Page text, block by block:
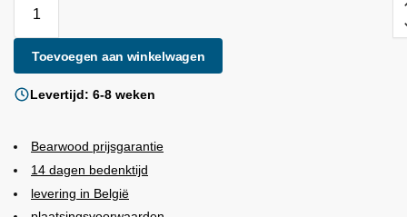
Toevoegen aan winkelwagen
Levertijd: 6-8 weken
Bearwood prijsgarantie
14 dagen bedenktijd
levering in België